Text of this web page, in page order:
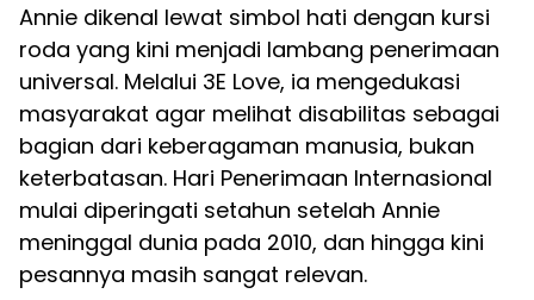
Annie dikenal lewat simbol hati dengan kursi
roda yang kini menjadi lambang penerimaan
universal. Melalui 3E Love, ia mengedukasi
masyarakat agar melihat disabilitas sebagai
bagian dari keberagaman manusia, bukan
keterbatasan. Hari Penerimaan Internasional
mulai diperingati setahun setelah Annie
meninggal dunia pada 2010, dan hingga kini
pesannya masih sangat relevan.